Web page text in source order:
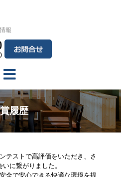
報
履歴
テストで高評価をいただき、さ
に繋がりました。
全で安心できる快適な環境を提